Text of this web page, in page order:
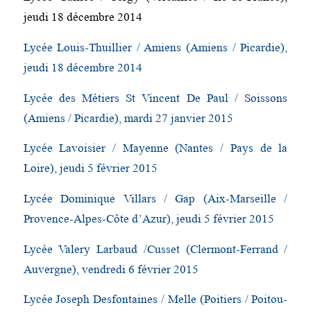
jeudi 18 décembre 2014
Lycée Louis-Thuillier / Amiens (Amiens / Picardie),
jeudi 18 décembre 2014
Lycée des Métiers St Vincent De Paul / Soissons
(Amiens / Picardie), mardi 27 janvier 2015
Lycée Lavoisier / Mayenne (Nantes / Pays de la
Loire), jeudi 5 février 2015
Lycée Dominique Villars / Gap (Aix-Marseille /
Provence-Alpes-Côte d’Azur), jeudi 5 février 2015
Lycée Valery Larbaud /Cusset (Clermont-Ferrand /
Auvergne), vendredi 6 février 2015
Lycée Joseph Desfontaines / Melle (Poitiers / Poitou-